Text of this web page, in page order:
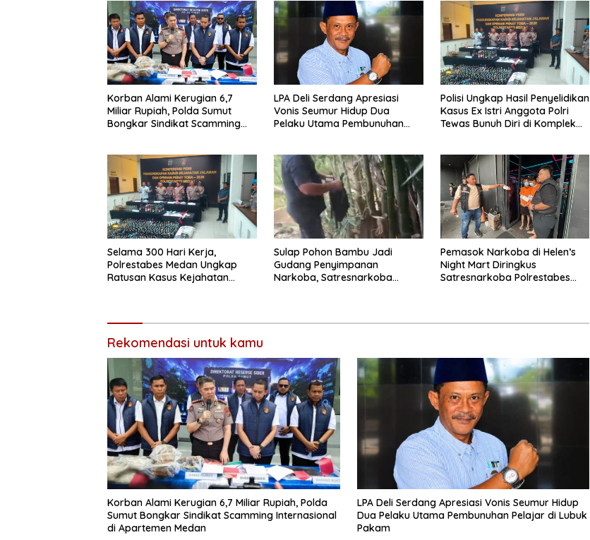
Korban Alami Kerugian 6,7
Miliar Rupiah, Polda Sumut
Bongkar Sindikat Scamming
LPA Deli Serdang Apresiasi
Vonis Seumur Hidup Dua
Pelaku Utama Pembunuhan
Polisi Ungkap Hasil Penyelidikan
Kasus Ex Istri Anggota Polri
Tewas Bunuh Diri di Komplek
Selama 300 Hari Kerja,
Polrestabes Medan Ungkap
Ratusan Kasus Kejahatan
Sulap Pohon Bambu Jadi
Gudang Penyimpanan
Narkoba, Satresnarkoba
Pemasok Narkoba di Helen’s
Night Mart Diringkus
Satresnarkoba Polrestabes
Rekomendasi untuk kamu
Korban Alami Kerugian 6,7 Miliar Rupiah, Polda
Sumut Bongkar Sindikat Scamming Internasional
di Apartemen Medan
LPA Deli Serdang Apresiasi Vonis Seumur Hidup
Dua Pelaku Utama Pembunuhan Pelajar di Lubuk
Pakam